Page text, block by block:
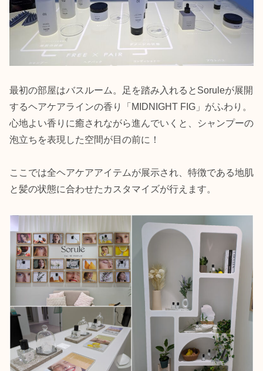
最初の部屋はバスルーム。足を踏み入れるとSoruleが展開
するヘアケアラインの香り「MIDNIGHT FIG」がふわり。
心地よい香りに癒されながら進んでいくと、シャンプーの
泡立ちを表現した空間が目の前に！
ここでは全ヘアケアアイテムが展示され、特徴である地肌
と髪の状態に合わせたカスタマイズが行えます。